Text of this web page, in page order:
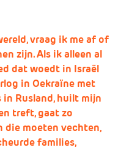
vraag ik me af of
zijn. Als ik alleen al
dat woedt in Israël
in Oekraïne met
Rusland, huilt mijn
treft, gaat zo
die moeten vechten,
families,